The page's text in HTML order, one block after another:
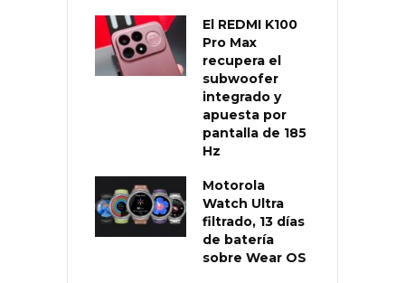
El REDMI K100
Pro Max
recupera el
subwoofer
integrado y
apuesta por
pantalla de 185
Hz
Motorola
Watch Ultra
filtrado, 13 días
de batería
sobre Wear OS